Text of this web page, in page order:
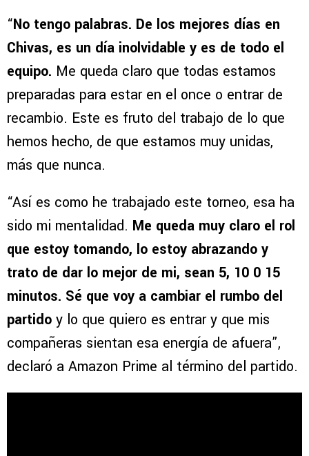
“No tengo palabras. De los mejores días en
Chivas, es un día inolvidable y es de todo el
equipo. Me queda claro que todas estamos
preparadas para estar en el once o entrar de
recambio. Este es fruto del trabajo de lo que
hemos hecho, de que estamos muy unidas,
más que nunca.
“Así es como he trabajado este torneo, esa ha
sido mi mentalidad. Me queda muy claro el rol
que estoy tomando, lo estoy abrazando y
trato de dar lo mejor de mi, sean 5, 10 0 15
minutos. Sé que voy a cambiar el rumbo del
partido y lo que quiero es entrar y que mis
compañeras sientan esa energía de afuera”,
declaró a Amazon Prime al término del partido.